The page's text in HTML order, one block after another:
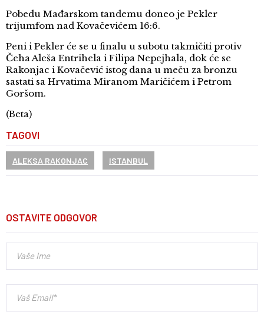
Pobedu Mađarskom tandemu doneo je Pekler
trijumfom nad Kovačevićem 16:6.
Peni i Pekler će se u finalu u subotu takmičiti protiv
Čeha Aleša Entrihela i Filipa Nepejhala, dok će se
Rakonjac i Kovačević istog dana u meču za bronzu
sastati sa Hrvatima Miranom Maričićem i Petrom
Goršom.
(Beta)
TAGOVI
ALEKSA RAKONJAC ISTANBUL
OSTAVITE ODGOVOR